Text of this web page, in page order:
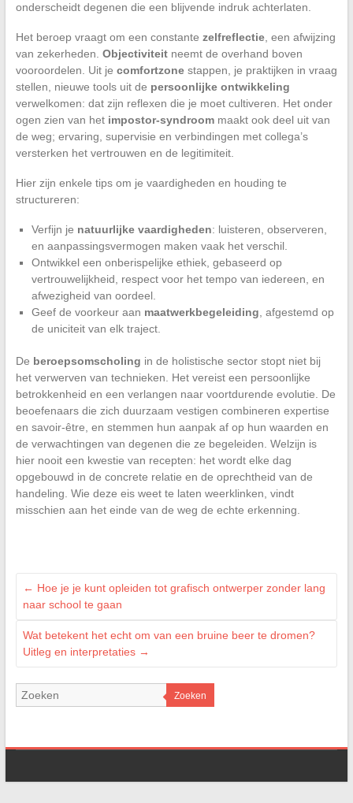
onderscheidt degenen die een blijvende indruk achterlaten.
Het beroep vraagt om een constante zelfreflectie, een afwijzing
van zekerheden. Objectiviteitneemt de overhand boven
vooroordelen. Uit je comfortzonestappen, je praktijken in vraag
stellen, nieuwe tools uit de persoonlijke ontwikkeling
verwelkomen: dat zijn reflexen die je moet cultiveren. Het onder
ogen zien van het impostor-syndroommaakt ook deel uit van
de weg; ervaring, supervisie en verbindingen met collega’s
versterken het vertrouwen en de legitimiteit.
Hier zijn enkele tips om je vaardigheden en houding te
structureren:
Verfijn je natuurlijke vaardigheden: luisteren, observeren,
en aanpassingsvermogen maken vaak het verschil.
Ontwikkel een onberispelijke ethiek, gebaseerd op
vertrouwelijkheid, respect voor het tempo van iedereen, en
afwezigheid van oordeel.
Geef de voorkeur aan maatwerkbegeleiding , afgestemd op
de uniciteit van elk traject.
De beroepsomscholing in de holistische sector stopt niet bij
het verwerven van technieken. Het vereist een persoonlijke
betrokkenheid en een verlangen naar voortdurende evolutie. De
beoefenaars die zich duurzaam vestigen combineren expertise
en savoir-être, en stemmen hun aanpak af op hun waarden en
de verwachtingen van degenen die ze begeleiden. Welzijn is
hier nooit een kwestie van recepten: het wordt elke dag
opgebouwd in de concrete relatie en de oprechtheid van de
handeling. Wie deze eis weet te laten weerklinken, vindt
misschien aan het einde van de weg de echte erkenning.
← Hoe je je kunt opleiden tot grafisch ontwerper zonder lang
naar school te gaan
Wat betekent het echt om van een bruine beer te dromen?
Uitleg en interpretaties →
Zoeken